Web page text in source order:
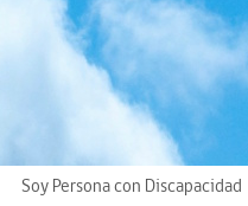
Soy Persona con Discapacidad